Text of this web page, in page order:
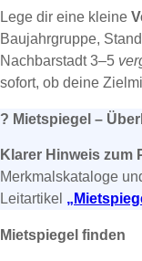
Lege dir eine kleine
Baujahrgruppe,
Nachbarstadt 3–5
sofort, ob deine
? Mietspiegel –
Klarer Hinweis zum
Merkmalskataloge
Leitartikel
Mietspiegel finden